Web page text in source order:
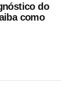
do
como